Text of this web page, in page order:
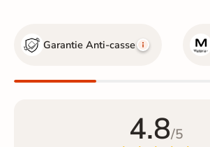
Garantie Anti-casse
4.8/5